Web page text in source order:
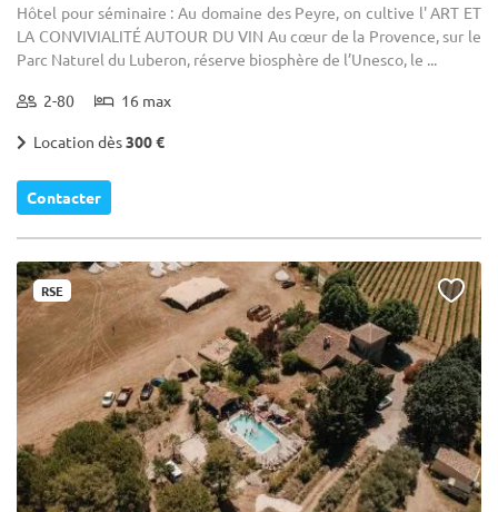
Hôtel pour séminaire : Au domaine des Peyre, on cultive l' ART ET
LA CONVIVIALITÉ AUTOUR DU VIN Au cœur de la Provence, sur le
Parc Naturel du Luberon, réserve biosphère de l’Unesco, le ...
2-80 16 max
Location dès300 €
Contacter
RSE